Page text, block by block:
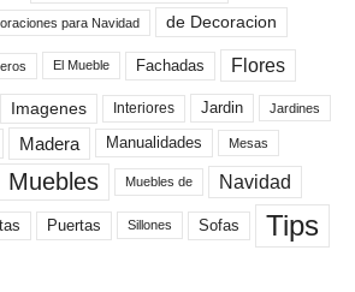
para Navidad de Decoracion
El Mueble Fachadas Flores
Imagenes Interiores Jardin Jardines
Madera Manualidades Mesas
Muebles Muebles de Navidad
Puertas Sillones Sofas Tips